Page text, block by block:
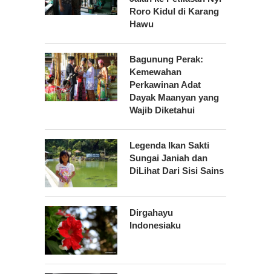
Roro Kidul di Karang
Hawu
Bagunung Perak:
Kemewahan
Perkawinan Adat
Dayak Maanyan yang
Wajib Diketahui
Legenda Ikan Sakti
Sungai Janiah dan
DiLihat Dari Sisi Sains
Dirgahayu
Indonesiaku